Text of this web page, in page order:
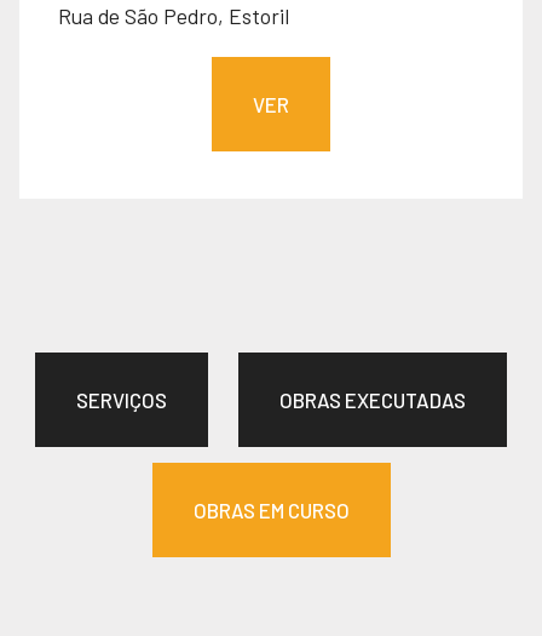
Rua de São Pedro, Estoril
VER
SERVIÇOS OBRAS EXECUTADAS
OBRAS EM CURSO